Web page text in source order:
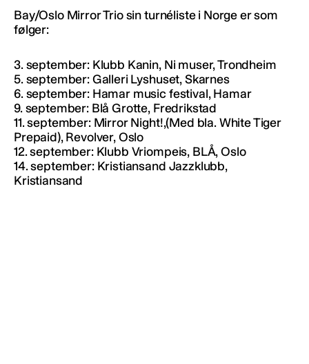
Bay/Oslo Mirror Trio sin turnéliste i Norge er som
følger:
3. september: Klubb Kanin, Ni muser, Trondheim
5. september: Galleri Lyshuset, Skarnes
6. september: Hamar music festival, Hamar
9. september: Blå Grotte, Fredrikstad
11. september: Mirror Night!,(Med bla. White Tiger
Prepaid), Revolver, Oslo
12. september: Klubb Vriompeis, BLÅ, Oslo
14. september: Kristiansand Jazzklubb,
Kristiansand